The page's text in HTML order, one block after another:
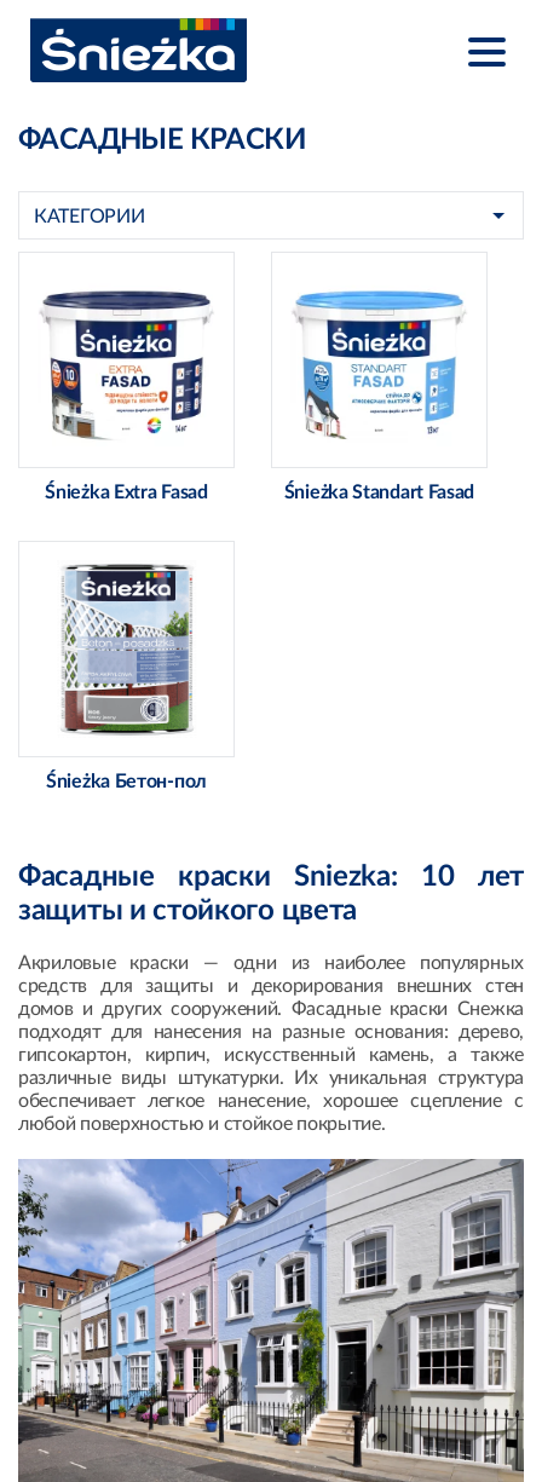
ФАСАДНЫЕ КРАСКИ
КАТЕГОРИИ
Śnieżka Extra Fasad Śnieżka Standart Fasad
Śnieżka Бетон-пол
Фасадные краски Sniezka: 10 лет
защиты и стойкого цвета
Акриловые краски — одни из наиболее популярных
средств для защиты и декорирования внешних стен
домов и других сооружений. Фасадные краски Снежка
подходят для нанесения на разные основания: дерево,
гипсокартон, кирпич, искусственный камень, а также
различные виды штукатурки. Их уникальная структура
обеспечивает легкое нанесение, хорошее сцепление с
любой поверхностью и стойкое покрытие.